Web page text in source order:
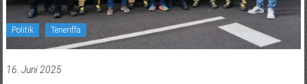
Politik Teneriffa
16. Juni 2025